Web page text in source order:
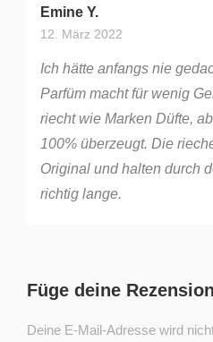
Bewertet mit
Emine Y.
12. März 2022
Ich hätte anfangs nie
Parfüm macht für wenig
riecht wie Marken Düfte,
100% überzeugt. Die
Original und halten durch
richtig lange.
Füge deine
Deine E-Mail-Adresse wird